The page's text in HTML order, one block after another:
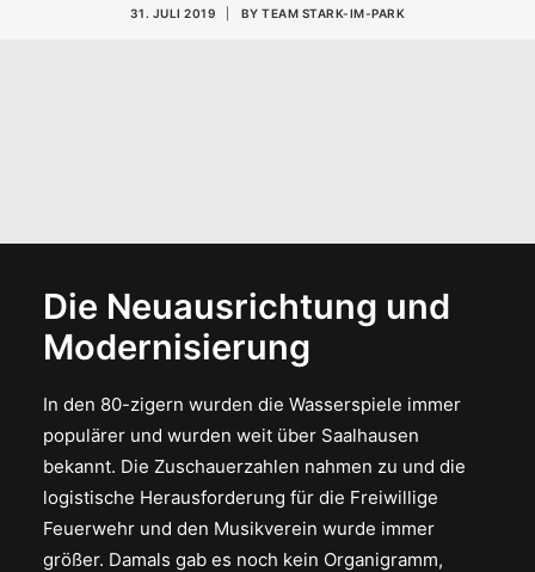
31. JULI 2019 BYTEAM STARK-IM-PARK
Die Neuausrichtung und
Modernisierung
In den 80-zigern wurden die Wasserspiele immer
populärer und wurden weit über Saalhausen
bekannt. Die Zuschauerzahlen nahmen zu und die
logistische Herausforderung für die Freiwillige
Feuerwehr und den Musikverein wurde immer
größer. Damals gab es noch kein Organigramm,